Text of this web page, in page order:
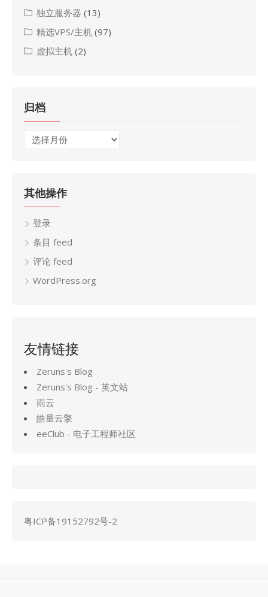
独立服务器 (13)
精选VPS/主机 (97)
虚拟主机 (2)
归档
归
其他操作
登录
条目 feed
评论 feed
WordPress.org
友情链接
Zeruns's Blog
Zeruns's Blog - 英文站
雨云
皓量云擎
eeClub - 电子工程师社区
粤ICP备19152792号-2